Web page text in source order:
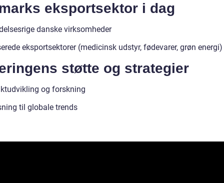
eksportsektor i dag
danske virksomheder
eksportsektorer (medicinsk udstyr, fødevarer, grøn energi)
støtte og strategier
og forskning
til globale trends